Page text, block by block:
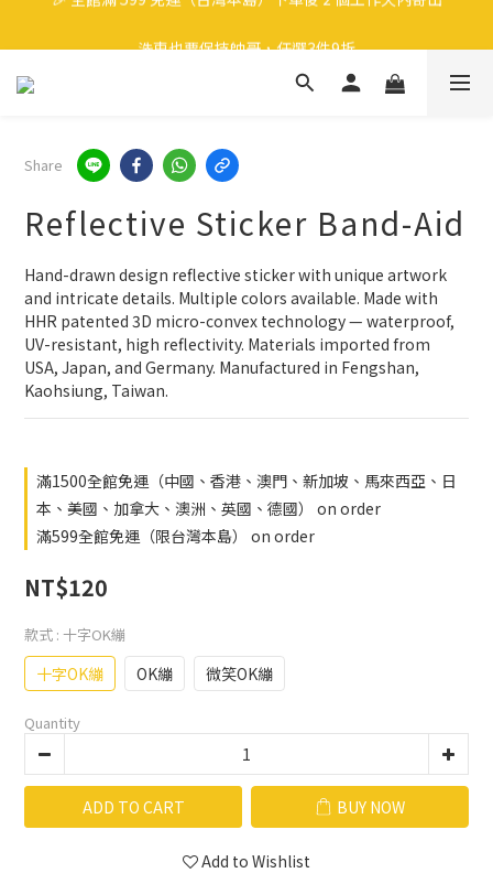
洗車也要保持帥哥，任選3件9折
領取40元購物金
Share
Reflective Sticker Band-Aid
Hand-drawn design reflective sticker with unique artwork
and intricate details. Multiple colors available. Made with
HHR patented 3D micro-convex technology — waterproof,
UV-resistant, high reflectivity. Materials imported from
USA, Japan, and Germany. Manufactured in Fengshan,
Kaohsiung, Taiwan.
滿1500全館免運（中國、香港、澳門、新加坡、馬來西亞、日
本、美國、加拿大、澳洲、英國、德國） on order
滿599全館免運（限台灣本島） on order
NT$120
款式 : 十字OK繃
十字OK繃 OK繃 微笑OK繃
Quantity
ADD TO CART BUY NOW
Add to Wishlist